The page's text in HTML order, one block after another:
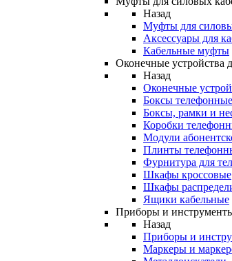
Назад
Муфты для
Аксессуары для
Кабельные муфты
Оконечные устройства
Назад
Оконечные
Боксы
Боксы, рамки и
Коробки
Модули
Плинты
Фурнитура для
Шкафы кроссовые
Шкафы
Ящики кабельные
Приборы и
Назад
Приборы и
Маркеры и